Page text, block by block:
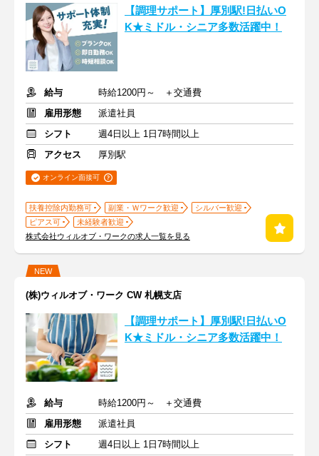
【調理サポート】厚別駅!日払いO
K★ミドル・シニア多数活躍中！
給与
時給1200円～ ＋交通費
雇用形態
派遣社員
シフト
週4日以上 1日7時間以上
アクセス
厚別駅
オンライン面接可
扶養控除内勤務可 副業・Ｗワーク歓迎
シルバー歓迎
ピアス可
未経験者歓迎
株式会社ウィルオブ・ワークの求人一覧を見る
NEW
(株)ウィルオブ・ワーク CW 札幌支店
【調理サポート】厚別駅!日払いO
K★ミドル・シニア多数活躍中！
給与
時給1200円～ ＋交通費
雇用形態
派遣社員
シフト
週4日以上 1日7時間以上